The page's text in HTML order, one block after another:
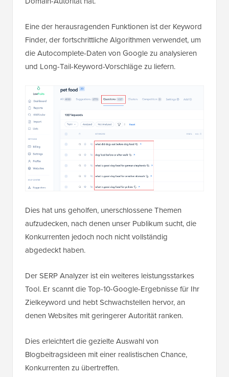
Eine der herausragenden Funktionen ist der Keyword
Finder, der fortschrittliche Algorithmen verwendet, um
die Autocomplete-Daten von Google zu analysieren
und Long-Tail-Keyword-Vorschläge zu liefern.
Dies hat uns geholfen, unerschlossene Themen
aufzudecken, nach denen unser Publikum sucht, die
Konkurrenten jedoch noch nicht vollständig
abgedeckt haben.
Der SERP Analyzer ist ein weiteres leistungsstarkes
Tool. Er scannt die Top-10-Google-Ergebnisse für Ihr
Zielkeyword und hebt Schwachstellen hervor, an
denen Websites mit geringerer Autorität ranken.
Dies erleichtert die gezielte Auswahl von
Blogbeitragsideen mit einer realistischen Chance,
Konkurrenten zu übertreffen.